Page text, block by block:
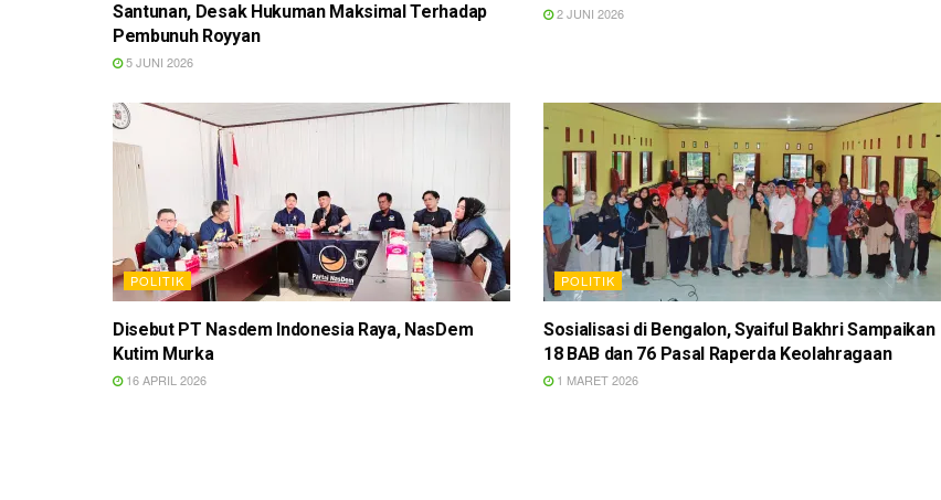
Santunan, Desak Hukuman Maksimal Terhadap
Pembunuh Royyan
5 JUNI 2026
2 JUNI 2026
POLITIK
Disebut PT Nasdem Indonesia Raya, NasDem
Kutim Murka
16 APRIL 2026
POLITIK
Sosialisasi di Bengalon, Syaiful Bakhri Sampaikan
18 BAB dan 76 Pasal Raperda Keolahragaan
1 MARET 2026